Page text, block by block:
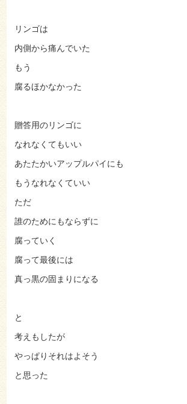
リンゴは
内側から痛んでいた
もう
腐るほかなかった
贈答用のリンゴに
なれなくてもいい
あたたかいアップルパイにも
もうなれなくていい
ただ
誰のためにもならずに
腐っていく
腐って最後には
真っ黒の固まりになる
と
考えもしたが
やっぱりそれはよそう
と思った